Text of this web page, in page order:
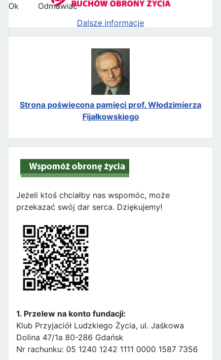
Strona poświęcona pamięci prof. Włodzimierza
Fijałkowskiego
Jeżeli ktoś chciałby nas wspomóc, może
przekazać swój dar serca. Dziękujemy!
1. Przelew na konto fundacji:
Klub Przyjaciół Ludzkiego Życia, ul. Jaśkowa
Dolina 47/1a 80-286 Gdańsk
Nr rachunku: 05 1240 1242 1111 0000 1587 7356
Ok
Odmawiać
Dalsze informacje